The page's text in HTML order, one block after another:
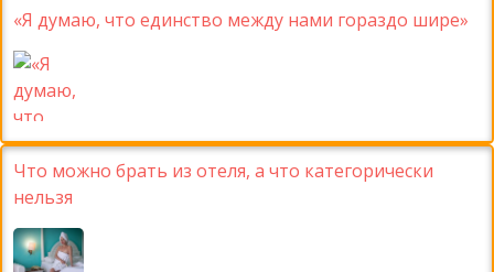
«Я думаю, что единство между нами гораздо шире»
Что можно брать из отеля, а что категорически
нельзя